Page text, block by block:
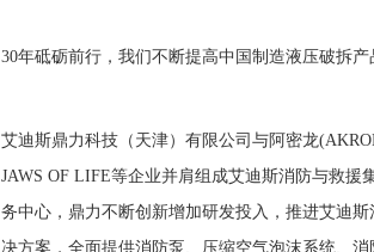
30年砥砺前行，我们不断提高中国制造液压破拆
艾迪斯鼎力科技（天津）有限公司与阿密龙
JAWS OF LIFE等企业并肩组成艾迪斯消防与救
务中心，鼎力不断创新增加研发投入，推进艾迪
决方案，全面提供消防泵、压缩空气泡沫系统、